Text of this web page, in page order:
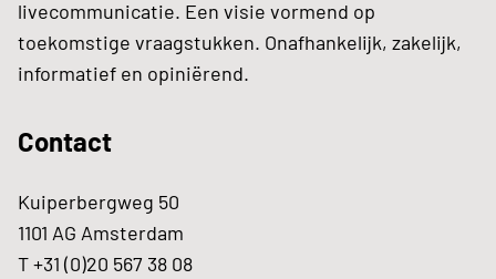
livecommunicatie. Een visie vormend op
toekomstige vraagstukken. Onafhankelijk, zakelijk,
informatief en opiniërend.
Contact
Kuiperbergweg 50
1101 AG Amsterdam
T +31 (0)20 567 38 08